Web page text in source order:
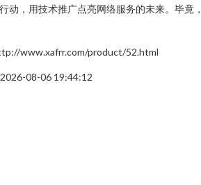
，用技术推广点亮网络服务的未来。毕
www.xafrr.com/product/52.html
08-06 19:44:12